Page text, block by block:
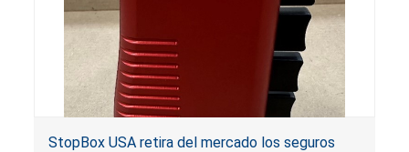
StopBox USA retira del mercado los seguros